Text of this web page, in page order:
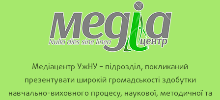
Медіацентр УжНУ – підрозділ, покликаний
презентувати широкій громадськості здобутки
навчально-виховного процесу, наукової, методичної та